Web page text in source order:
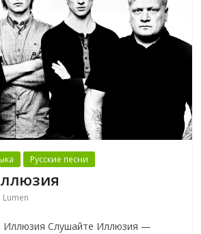
Русские песни
Lumen
Слушайте Иллюзия —